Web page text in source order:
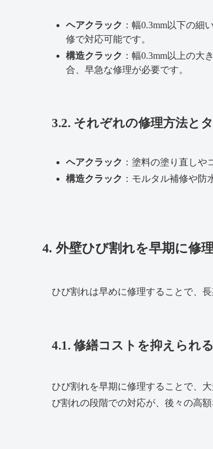
ヘアクラック ：幅0.3mm以下の
修で対応可能です。
構造クラック ：幅0.3mm以上の
合、早急な修理が必要です。
3.2. それぞれの修理方法と
ヘアクラック ：塗料の塗り直しや
構造クラック ：モルタル補修や防
4. 外壁ひび割れを早期に修
ひび割れは早めに修理することで、
4.1. 修繕コストを抑えられる
ひび割れを早期に修理することで、
び割れの段階での対応が、後々の高額